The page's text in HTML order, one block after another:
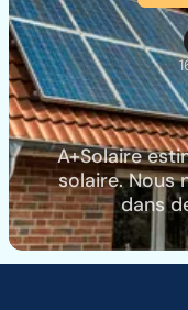
A+Solaire
solaire. Nous
dans